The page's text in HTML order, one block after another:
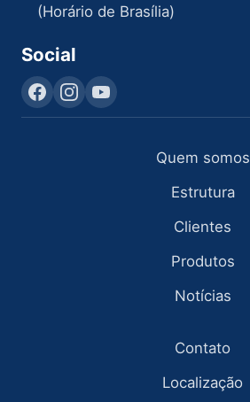
(Horário de Brasília)
Social
Quem somos
Estrutura
Clientes
Produtos
Notícias
Contato
Localização